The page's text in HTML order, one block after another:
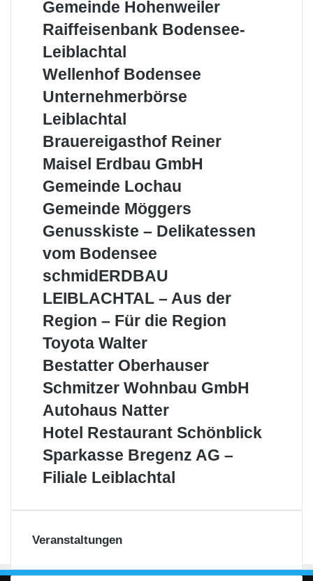
Gemeinde
Gemeinde Hohenweiler
Raiffeisenbank
Leiblachtal
Raiffeisenbank Bodensee-
Leiblachtal
Wellenhof
Wellenhof Bodensee
Unternehmerbörse
Unternehmerbörse
Leiblachtal
Brauereigasthof
Brauereigasthof Reiner
Maisel
GmbH
Maisel Erdbau GmbH
Gemeinde
Gemeinde Lochau
Gemeinde
Gemeinde Möggers
Genusskiste
Delikatessen
vom
Genusskiste – Delikatessen
vom Bodensee
schmidERDBAU
–
Aus
Region
–
Für
die
Region
schmidERDBAU
LEIBLACHTAL – Aus der
Region – Für die Region
Toyota
Walter
Toyota Walter
Bestatter
Bestatter Oberhauser
Schmitzer
GmbH
Schmitzer Wohnbau GmbH
Autohaus
Autohaus Natter
Hotel
Schönblick
Hotel Restaurant Schönblick
Sparkasse
Bregenz
AG
Filiale
Sparkasse Bregenz AG –
Filiale Leiblachtal
Veranstaltungen